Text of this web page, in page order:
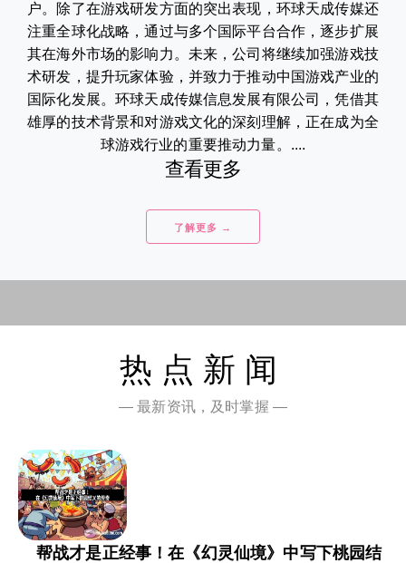
户。除了在游戏研发方面的突出表现，环球天成传媒还
注重全球化战略，通过与多个国际平台合作，逐步扩展
其在海外市场的影响力。未来，公司将继续加强游戏技
术研发，提升玩家体验，并致力于推动中国游戏产业的
国际化发展。环球天成传媒信息发展有限公司，凭借其
雄厚的技术背景和对游戏文化的深刻理解，正在成为全
球游戏行业的重要推动力量。....
查看更多
了解更多 →
热点新闻
— 最新资讯，及时掌握 —
帮战才是正经事！在《幻灵仙境》中写下桃园结